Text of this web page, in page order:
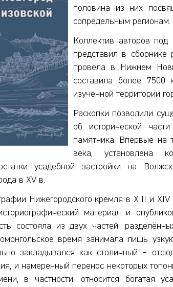
половина из них
сопредельным регионам.
Коллектив авторов под
представил в сборнике
провела в Нижнем
составила более 7500
изученной территории
Раскопки позволили
об исторической
памятника. Впервые на
века, установлена
усадебной застройки на
в XV в.
Нижегородского кремля в XIII и
материал и
состояла из двух частей,
время занимала лишь
закладывался как столичный –
и намеренный перенос некоторых
в частности, относится богатая